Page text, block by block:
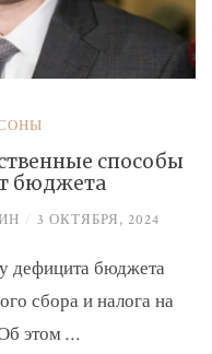
способы
бюджета
/ 3 ОКТЯБРЯ, 2024
дефицита бюджета
сбора и налога на
этом …